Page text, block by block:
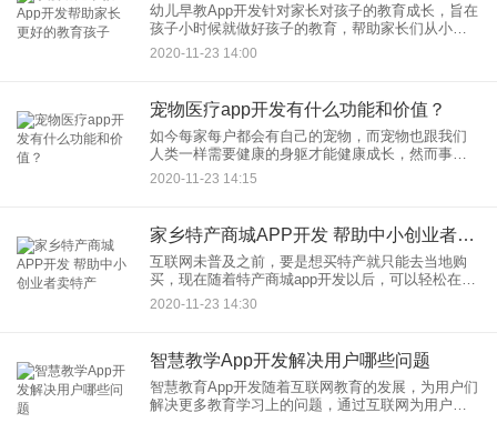
幼儿早教App开发针对家长对孩子的教育成长，旨在
孩子小时候就做好孩子的教育，帮助家长们从小给
孩子奠定好的教育基础，有利于孩子的未来的成长
发育，孩子的智力发育等。幼儿早教App通过专业的
2020-11-23 14:00
宠物医疗app开发有什么功能和价值？
如今每家每户都会有自己的宠物，而宠物也跟我们
人类一样需要健康的身躯才能健康成长，然而事实
上是宠物也会时常生病，而往往这时宠物的主人都
会不知所措，而宠物医疗app的到来则为这个问题提
2020-11-23 14:15
家乡特产商城APP开发 帮助中小创业者卖特产
互联网未普及之前，要是想买特产就只能去当地购
买，现在随着特产商城app开发以后，可以轻松在网
上买到喜欢的特产了。特产商城app开发集查询、下
单、搜索等功能于一体，完全颠覆了传统交易模式
2020-11-23 14:30
智慧教学App开发解决用户哪些问题
智慧教育App开发随着互联网教育的发展，为用户们
解决更多教育学习上的问题，通过互联网为用户们